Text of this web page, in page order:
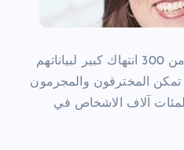
استُهدف الاستراليون في اكثر من 300 انتهاك كبير لبياناتهم
تمكن المخترقون والمجرمون
آلاف الاشخاص في